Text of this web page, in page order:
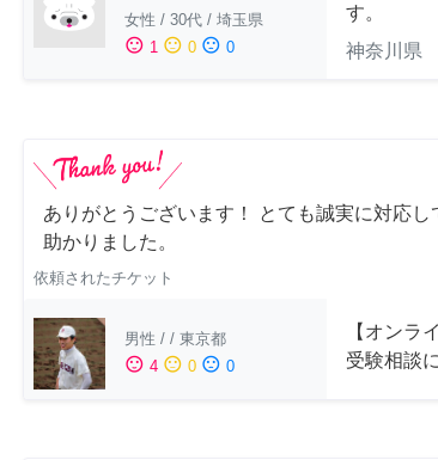
女性 / 30代 / 埼玉県
sentiment_satisfied 1 sentiment_neutral 0 sentiment_dissatisfied 0
す。
神奈川県
ありがとうございます！ とても誠実に対応し
助かりました。
依頼されたチケット
男性 / / 東京都
sentiment_satisfied 4 sentiment_neutral 0 sentiment_dissatisfied 0
【オンラ
受験相談